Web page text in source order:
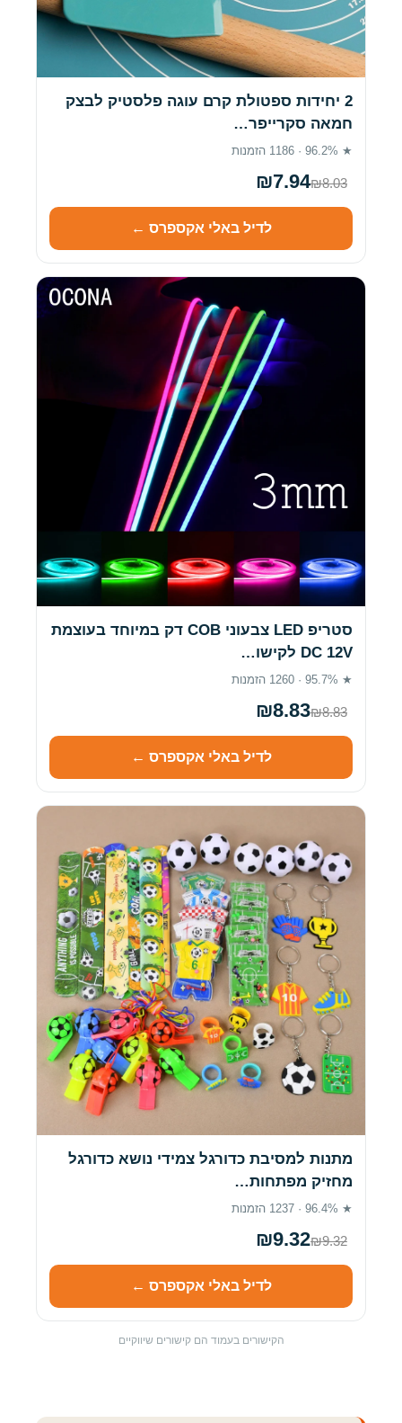
2 יחידות ספטולת קרם עוגה פלסטיק לבצק
חמאה סקרייפר…
★ 96.2% · 1186 הזמנות
₪7.94₪8.03
לדיל באלי אקספרס ←
סטריפ LED צבעוני COB דק במיוחד בעוצמת
DC 12V לקישו…
★ 95.7% · 1260 הזמנות
₪8.83₪8.83
לדיל באלי אקספרס ←
מתנות למסיבת כדורגל צמידי נושא כדורגל
מחזיק מפתחות…
★ 96.4% · 1237 הזמנות
₪9.32₪9.32
לדיל באלי אקספרס ←
הקישורים בעמוד הם קישורים שיווקיים